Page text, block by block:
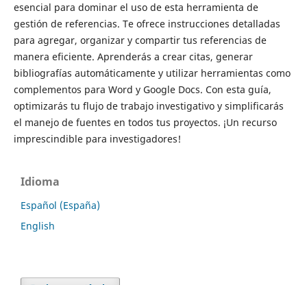
esencial para dominar el uso de esta herramienta de
gestión de referencias. Te ofrece instrucciones detalladas
para agregar, organizar y compartir tus referencias de
manera eficiente. Aprenderás a crear citas, generar
bibliografías automáticamente y utilizar herramientas como
complementos para Word y Google Docs. Con esta guía,
optimizarás tu flujo de trabajo investigativo y simplificarás
el manejo de fuentes en todos tus proyectos. ¡Un recurso
imprescindible para investigadores!
Idioma
Español (España)
English